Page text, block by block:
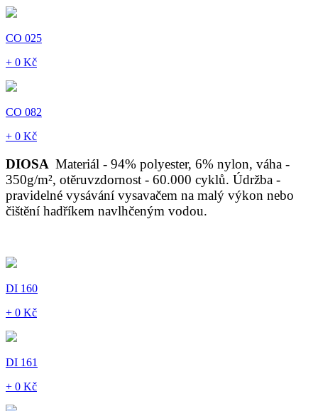
CO 025
+ 0 Kč
CO 082
+ 0 Kč
DIOSA Materiál - 94% polyester, 6% nylon, váha -
350g/m², otěruvzdornost - 60.000 cyklů. Údržba -
pravidelné vysávání vysavačem na malý výkon nebo
čištění hadříkem navlhčeným vodou.
DI 160
+ 0 Kč
DI 161
+ 0 Kč